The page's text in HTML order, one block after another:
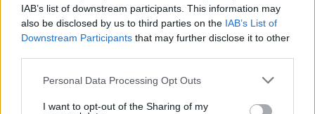
IAB’s list of downstream participants. This information may
also be disclosed by us to third parties on the IAB’s List of
Downstream Participants that may further disclose it to other
Personal Data Processing Opt Outs
I want to opt-out of the Sharing of my
Zucchini-Quiche mit saftigen
Tomaten
Leicht
Kartoffelquiche mit Rosmarin und
Gorgonzola